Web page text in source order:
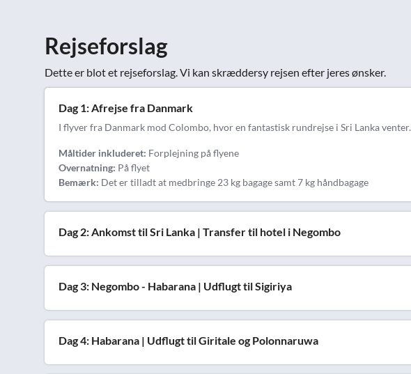
Rejseforslag
Dette er blot et rejseforslag. Vi kan skræddersy rejsen efter jeres ønsker.
Dag 1: Afrejse fra Danmark
I flyver fra Danmark mod Colombo, hvor en fantastisk rundrejse i Sri Lanka venter.
Måltider inkluderet: Forplejning på flyene
Overnatning: På flyet
Bemærk: Det er tilladt at medbringe 23 kg bagage samt 7 kg håndbagage
Dag 2: Ankomst til Sri Lanka | Transfer til hotel i Negombo
Dag 3: Negombo - Habarana | Udflugt til Sigiriya
Dag 4: Habarana | Udflugt til Giritale og Polonnaruwa